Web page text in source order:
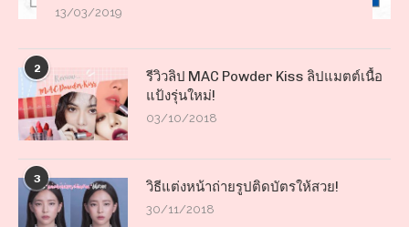
13/03/2019
2
รีวิวลิป MAC Powder Kiss ลิปแมตต์เนื้อ
แป้งรุ่นใหม่!
03/10/2018
3 วิธีแต่งหน้าถ่ายรูปติดบัตรให้สวย!
30/11/2018